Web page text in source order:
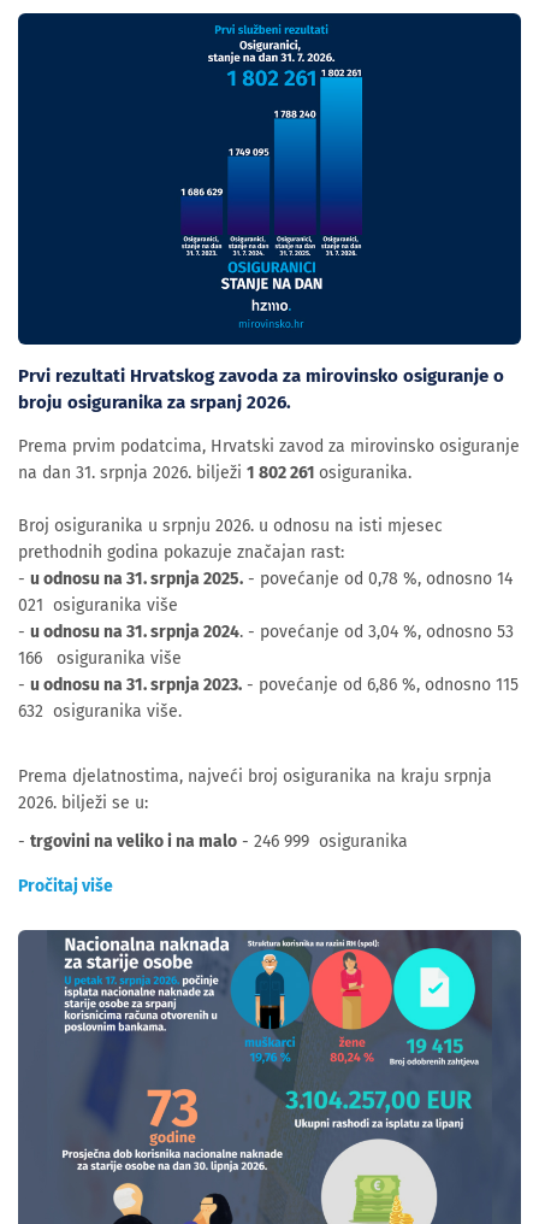
Prvi rezultati Hrvatskog zavoda za mirovinsko osiguranje o
broju osiguranika za srpanj 2026.
Prema prvim podatcima, Hrvatski zavod za mirovinsko osiguranje
na dan 31. srpnja 2026. bilježi 1 802 261 osiguranika.
Broj osiguranika u srpnju 2026. u odnosu na isti mjesec
prethodnih godina pokazuje značajan rast:
- u odnosu na 31. srpnja 2025. - povećanje od 0,78 %, odnosno 14
021 osiguranika više
- u odnosu na 31. srpnja 2024. - povećanje od 3,04 %, odnosno 53
166 osiguranika više
- u odnosu na 31. srpnja 2023. - povećanje od 6,86 %, odnosno 115
632 osiguranika više.
Prema djelatnostima, najveći broj osiguranika na kraju srpnja
2026. bilježi se u:
- trgovini na veliko i na malo - 246 999 osiguranika
Pročitaj više